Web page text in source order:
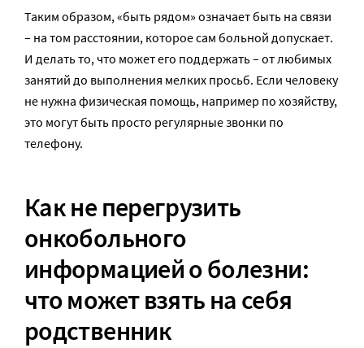
Таким образом, «быть рядом» означает быть на связи
– на том расстоянии, которое сам больной допускает.
И делать то, что может его поддержать – от любимых
занятий до выполнения мелких просьб. Если человеку
не нужна физическая помощь, например по хозяйству,
это могут быть просто регулярные звонки по
телефону.
Как не перегрузить
онкобольного
информацией о болезни:
что может взять на себя
родственник